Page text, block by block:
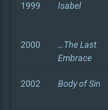
1999 Isabel
2000
…The Last
Embrace
2002 Body of Sin